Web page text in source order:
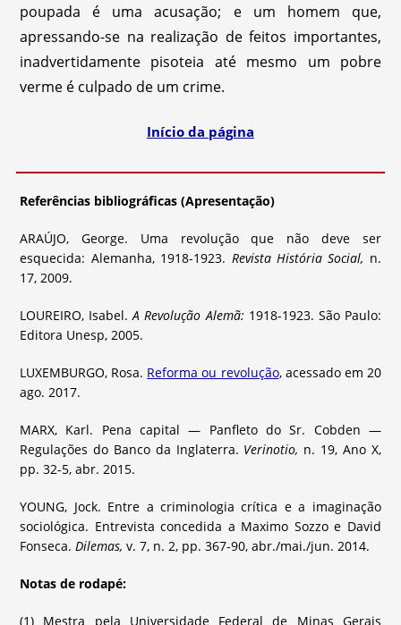
poupada é uma acusação; e um homem que,
apressando-se na realização de feitos importantes,
inadvertidamente pisoteia até mesmo um pobre
verme é culpado de um crime.
Início da página
Referências bibliográficas (Apresentação)
ARAÚJO, George. Uma revolução que não deve ser
esquecida: Alemanha, 1918-1923. Revista História Social, n.
17, 2009.
LOUREIRO, Isabel.A Revolução Alemã: 1918-1923. São Paulo:
Editora Unesp, 2005.
LUXEMBURGO, Rosa. Reforma ou revolução, acessado em 20
ago. 2017.
MARX, Karl. Pena capital — Panfleto do Sr. Cobden —
Regulações do Banco da Inglaterra. Verinotio, n. 19, Ano X,
pp. 32-5, abr. 2015.
YOUNG, Jock. Entre a criminologia crítica e a imaginação
sociológica. Entrevista concedida a Maximo Sozzo e David
Fonseca. Dilemas, v. 7, n. 2, pp. 367-90, abr./mai./jun. 2014.
Notas de rodapé:
(1) Mestra pela Universidade Federal de Minas Gerais